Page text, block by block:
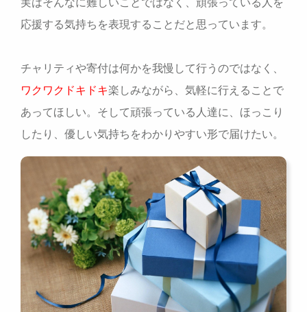
実はそんなに難しいことではなく、頑張っている人を
応援する気持ちを表現することだと思っています。
チャリティや寄付は何かを我慢して行うのではなく、
ワクワクドキドキ楽しみながら、気軽に行えることで
あってほしい。そして頑張っている人達に、ほっこり
したり、優しい気持ちをわかりやすい形で届けたい。